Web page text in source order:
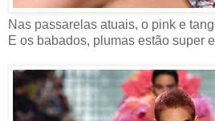
Nas passarelas atuais, o pink e
E os babados, plumas estão super